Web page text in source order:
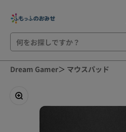
コンテンツへスキップ
ふもっふのおみせ
Dream Gamer＞ マウスパッド
ズームイン